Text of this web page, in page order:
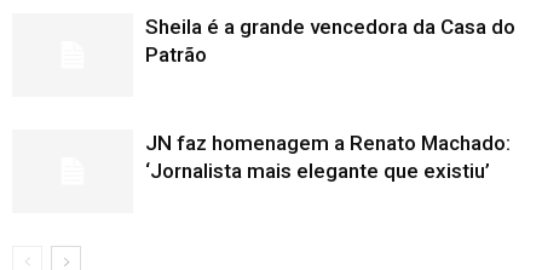
Sheila é a grande vencedora da Casa do
Patrão
JN faz homenagem a Renato Machado:
‘Jornalista mais elegante que existiu’